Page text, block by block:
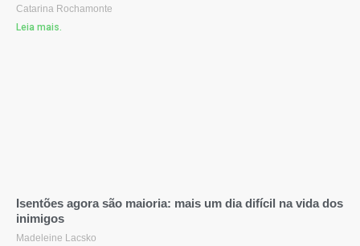
Catarina Rochamonte
Leia mais.
Isentões agora são maioria: mais um dia difícil na vida dos
inimigos
Madeleine Lacsko